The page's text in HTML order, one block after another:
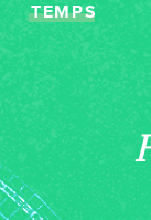
TEMPS